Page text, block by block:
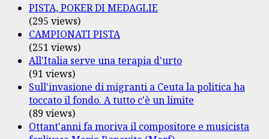
PISTA, POKER DI MEDAGLIE
(295 views)
CAMPIONATI PISTA
(251 views)
All'Italia serve una terapia d'urto
(91 views)
Sull'invasione di migranti a Ceuta la politica ha
toccato il fondo. A tutto c'è un limite
(89 views)
Ottant'anni fa moriva il compositore e musicista